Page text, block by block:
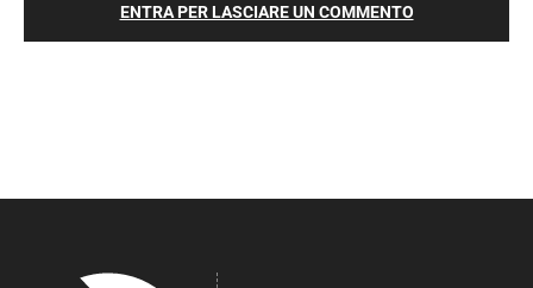
ENTRA PER LASCIARE UN COMMENTO